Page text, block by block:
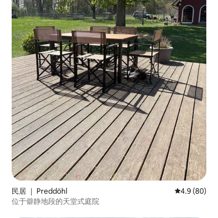
民居 ｜ Preddöhl 平均评分 4.9
4.9 (80)
位于僻静地段的天堂式庭院